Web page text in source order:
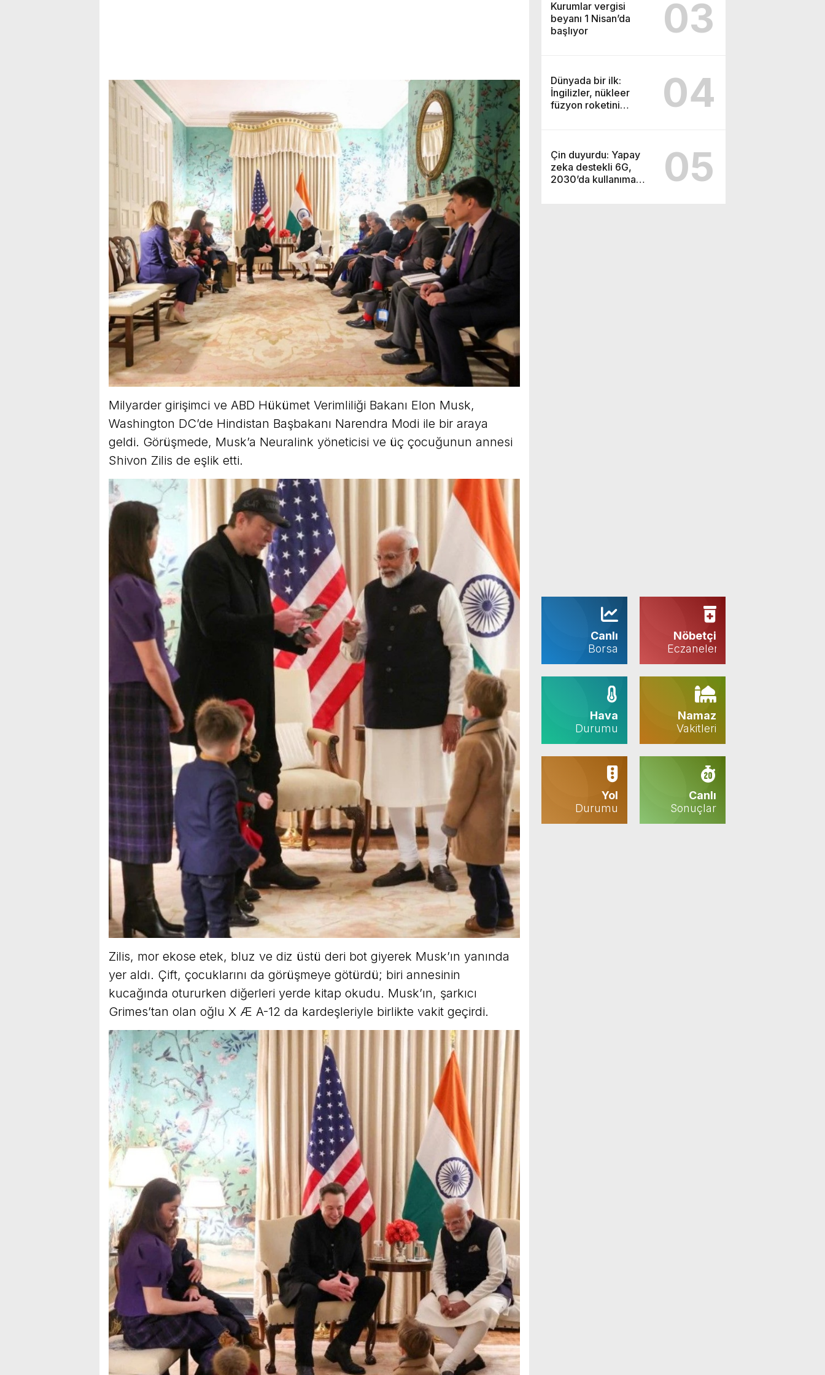
Kurumlar vergisi
beyanı 1 Nisan’da
başlıyor
03
Dünyada bir ilk:
İngilizler, nükleer
füzyon roketini
04
Çin duyurdu: Yapay
zeka destekli 6G,
2030’da kullanıma
05
Canlı
Borsa
Nöbetçi
Eczaneler
Hava
Durumu
Namaz
Vakitleri
Yol
Durumu
Canlı
Sonuçlar
Milyarder girişimci ve ABD Hükümet Verimliliği Bakanı Elon Musk,
Washington DC’de Hindistan Başbakanı Narendra Modi ile bir araya
geldi. Görüşmede, Musk’a Neuralink yöneticisi ve üç çocuğunun annesi
Shivon Zilis de eşlik etti.
Zilis, mor ekose etek, bluz ve diz üstü deri bot giyerek Musk’ın yanında
yer aldı. Çift, çocuklarını da görüşmeye götürdü; biri annesinin
kucağında otururken diğerleri yerde kitap okudu. Musk’ın, şarkıcı
Grimes’tan olan oğlu X Æ A-12 da kardeşleriyle birlikte vakit geçirdi.